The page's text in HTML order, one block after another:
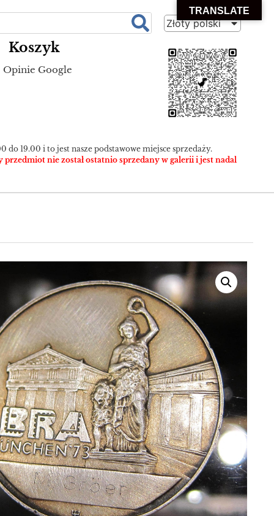
Koszyk
Opinie Google
Złoty polski
do 19.00 i to jest nasze podstawowe miejsce sprzedaży.
nie został ostatnio sprzedany w galerii i jest nadal
TRANSLATE